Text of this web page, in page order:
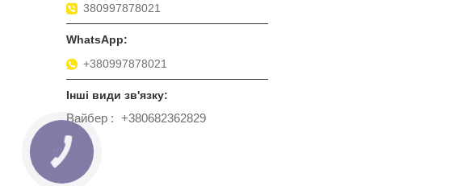
380997878021
+380997878021
Вайбер +380682362829